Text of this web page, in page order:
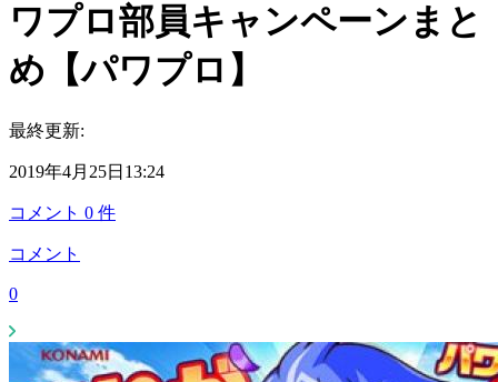
ワプロ部員キャンペーンまと
め【パワプロ】
最終更新:
2019年4月25日13:24
コメント 0 件
コメント
0